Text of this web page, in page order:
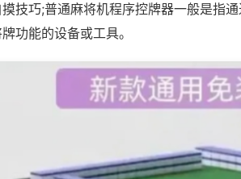
技巧;普通麻将机程序控牌器一般是指
功能的设备或工具。